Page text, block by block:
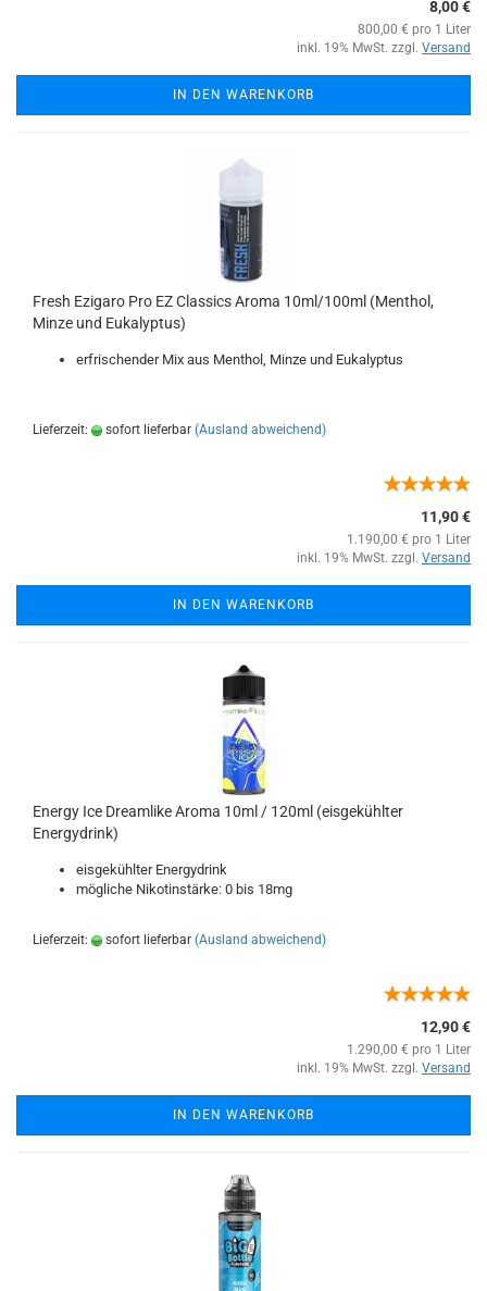
8,00 €
800,00 € pro 1 Liter
inkl. 19% MwSt. zzgl. Versand
IN DEN WARENKORB
Fresh Ezigaro Pro EZ Classics Aroma 10ml/100ml (Menthol,
Minze und Eukalyptus)
erfrischender Mix aus Menthol, Minze und Eukalyptus
Lieferzeit: sofort lieferbar (Ausland abweichend)
11,90 €
1.190,00 € pro 1 Liter
inkl. 19% MwSt. zzgl. Versand
IN DEN WARENKORB
Energy Ice Dreamlike Aroma 10ml / 120ml (eisgekühlter
Energydrink)
eisgekühlter Energydrink
mögliche Nikotinstärke: 0 bis 18mg
Lieferzeit: sofort lieferbar (Ausland abweichend)
12,90 €
1.290,00 € pro 1 Liter
inkl. 19% MwSt. zzgl. Versand
IN DEN WARENKORB